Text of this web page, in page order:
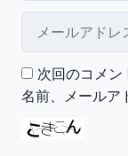
次回のコメ
名前、メールア